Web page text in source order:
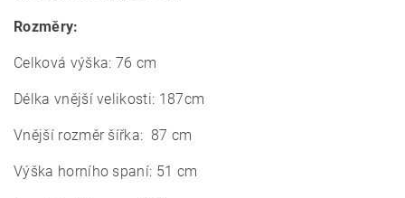
Rozměry:
Celková výška: 76 cm
Délka vnější velikosti: 187cm
Vnější rozměr šířka: 87 cm
Výška horního spaní: 51 cm